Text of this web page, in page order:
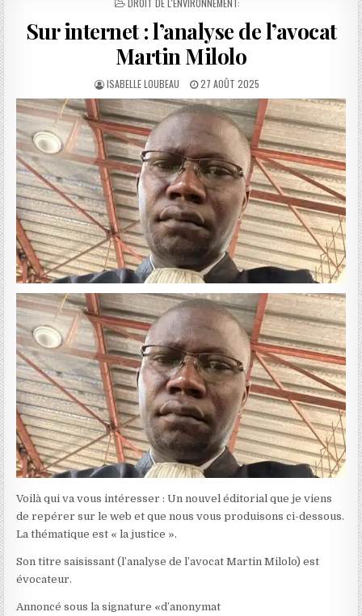
DROIT DE L'ENVIRONNEMENT:
Sur internet : l’analyse de l’avocat
Martin Milolo
AUTHOR:
ISABELLE LOUBEAU
PUBLISHED
DATE:
27 AOÛT 2025
Voilà qui va vous intéresser : Un nouvel éditorial que je viens
de repérer sur le web et que nous vous produisons ci-dessous.
La thématique est « la justice ».
Son titre saisissant (l’analyse de l’avocat Martin Milolo) est
évocateur.
Annoncé sous la signature «d’anonymat